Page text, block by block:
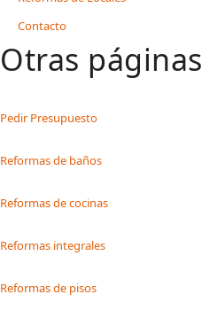
Contacto
Otras páginas
Pedir Presupuesto
Reformas de baños
Reformas de cocinas
Reformas integrales
Reformas de pisos